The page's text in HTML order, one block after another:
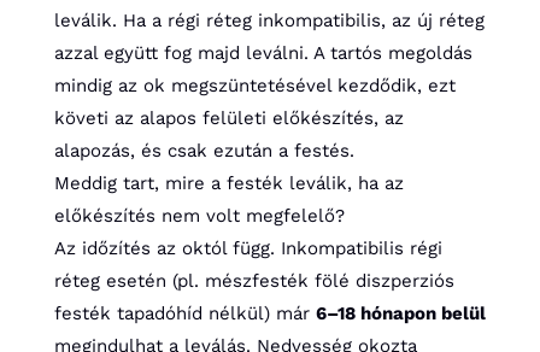
leválik. Ha a régi réteg inkompatibilis, az új réteg
azzal együtt fog majd leválni. A tartós megoldás
mindig az ok megszüntetésével kezdődik, ezt
követi az alapos felületi előkészítés, az
alapozás, és csak ezután a festés.
Meddig tart, mire a festék leválik, ha az
előkészítés nem volt megfelelő?
Az időzítés az októl függ. Inkompatibilis régi
réteg esetén (pl. mészfesték fölé diszperziós
festék tapadóhíd nélkül) már 6–18 hónapon belül
megindulhat a leválás. Nedvesség okozta